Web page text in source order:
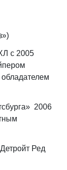
с 2005
2006
Ред